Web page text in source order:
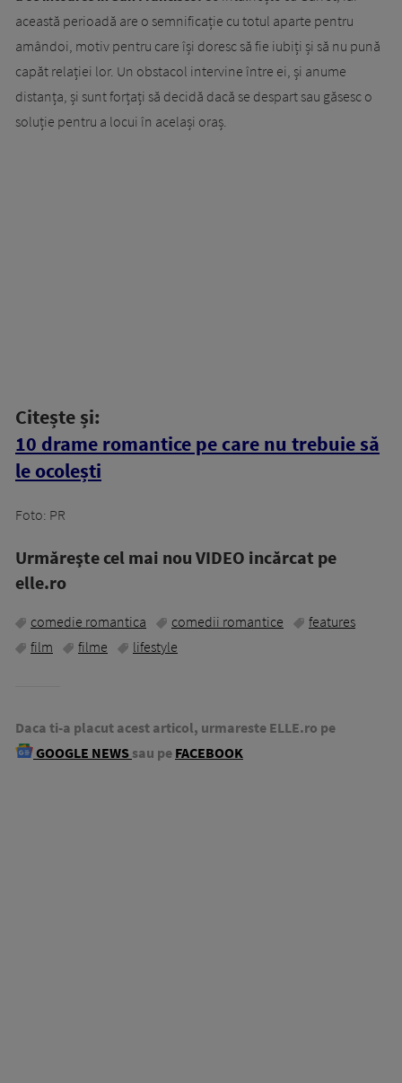
această perioadă are o semnificație cu totul aparte pentru
amândoi, motiv pentru care își doresc să fie iubiți și să nu pună
capăt relației lor. Un obstacol intervine între ei, și anume
distanța, și sunt forțați să decidă dacă se despart sau găsesc o
soluție pentru a locui în același oraș.
Citește și:
10 drame romantice pe care nu trebuie să
le ocolești
Foto: PR
Urmăreşte cel mai nou VIDEO incărcat pe
elle.ro
comedie romantica comedii romantice
features
film
filme lifestyle
Daca ti-a placut acest articol, urmareste ELLE.ro pe
GOOGLE NEWS sau pe FACEBOOK